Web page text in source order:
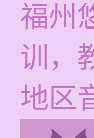
福州
训，
地区